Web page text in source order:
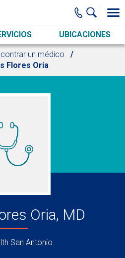
UBICACIONES
un médico
Flores Oria
Oria, MD
San Antonio